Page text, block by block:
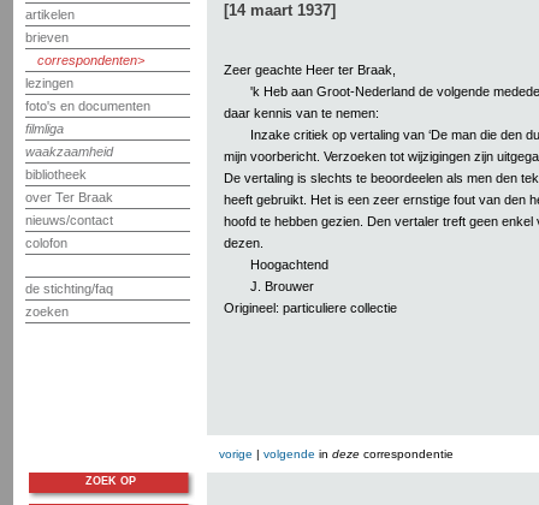
artikelen
brieven
correspondenten
lezingen
foto's en documenten
filmliga
waakzaamheid
bibliotheek
over Ter Braak
nieuws/contact
colofon
de stichting/faq
zoeken
[14 maart 1937]
Zeer geachte Heer ter Braak,
'k Heb aan Groot-Nederland de volgende
daar kennis van te nemen:
Inzake critiek op vertaling van ‘De man die den
mijn voorbericht. Verzoeken tot wijzigingen zijn
De vertaling is slechts te beoordeelen als men den
heeft gebruikt. Het is een zeer ernstige fout van den
hoofd te hebben gezien. Den vertaler treft geen enkel
dezen.
Hoogachtend
J. Brouwer
Origineel: particuliere collectie
vorige | volgende in deze correspondentie
ZOEK OP